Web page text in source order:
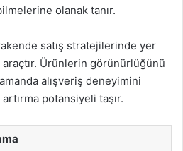
olanak tanır.
satış stratejilerinde yer
Ürünlerin görünürlüğünü
alışveriş deneyimini
potansiyeli taşır.